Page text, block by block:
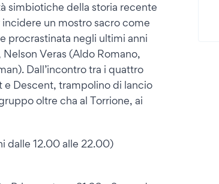
simbiotiche della storia recente
un mostro sacro come
procrastinata negli ultimi anni
Veras (Aldo Romano,
Dall’incontro tra i quattro
e Descent, trampolino di lancio
oltre cha al Torrione, ai
dalle 12.00 alle 22.00)